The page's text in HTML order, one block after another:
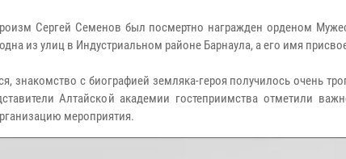
Сергей Семенов был посмертно награжден орденом
из улиц в Индустриальном районе Барнаула, а его имя
знакомство с биографией земляка-героя получилось очень
Алтайской академии гостеприимства отметили
мероприятия.